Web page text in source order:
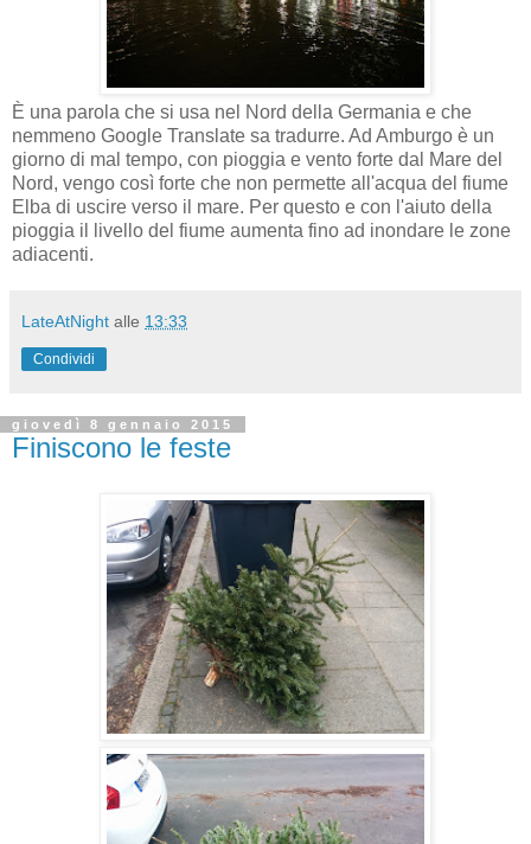
È una parola che si usa nel Nord della Germania e che
nemmeno Google Translate sa tradurre. Ad Amburgo è un
giorno di mal tempo, con pioggia e vento forte dal Mare del
Nord, vengo così forte che non permette all'acqua del fiume
Elba di uscire verso il mare. Per questo e con l'aiuto della
pioggia il livello del fiume aumenta fino ad inondare le zone
adiacenti.
LateAtNight alle 13:33
Condividi
giovedì 8 gennaio 2015
Finiscono le feste